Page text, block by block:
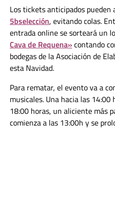
Los tickets anticipados
5bselección, evitando colas.
entrada online se sorteará un
Cava de Requena»contando
bodegas de la Asociación de
esta Navidad.
Para rematar, el evento va a
musicales. Una hacia las
18:00 horas, un aliciente más
comienza a las 13:00h y se